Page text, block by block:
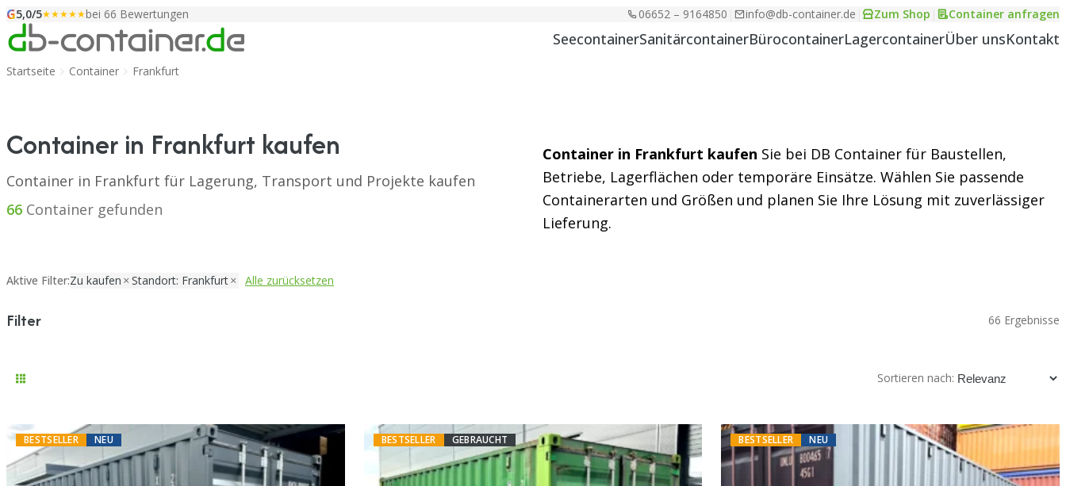
Zum Inhalt springen
G5,0/5★★★★★bei 66 Bewertungen 06652 – 9164850 info@db-container.de Zum Shop Container anfragen
SeecontainerSanitärcontainerBürocontainerLagercontainerÜber unsKontakt
Startseite Container Frankfurt
Container in Frankfurt kaufen
Container in Frankfurt für Lagerung, Transport und Projekte kaufen
66 Container gefunden
Container in Frankfurt kaufen Sie bei DB Container für Baustellen,
Betriebe, Lagerflächen oder temporäre Einsätze. Wählen Sie passende
Containerarten und Größen und planen Sie Ihre Lösung mit zuverlässiger
Lieferung.
Aktive Filter:Zu kaufen Standort: Frankfurt Alle zurücksetzen
Filter 66 Ergebnisse
Sortieren nach:
BESTSELLER NEU BESTSELLER GEBRAUCHT BESTSELLER NEU